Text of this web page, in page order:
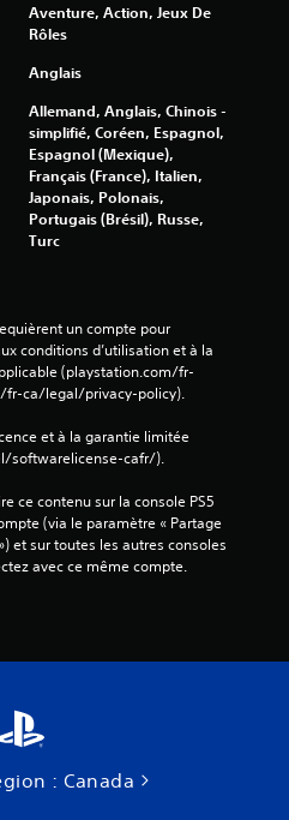
Aventure, Action, Jeux De
Rôles
Anglais
Allemand, Anglais, Chinois -
simplifié, Coréen, Espagnol,
Espagnol (Mexique),
Français (France), Italien,
Japonais, Polonais,
Portugais (Brésil), Russe,
Turc
un compte pour
conditions d’utilisation et à la
(playstation.com/fr-
fr-ca/legal/privacy-policy).
et à la garantie limitée
softwarelicense-cafr/).
ce contenu sur la console PS5
(via le paramètre « Partage
et sur toutes les autres consoles
avec ce même compte.
: Canada